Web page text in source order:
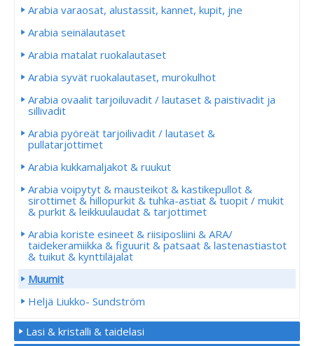
Arabia varaosat, alustassit, kannet, kupit, jne
Arabia seinälautaset
Arabia matalat ruokalautaset
Arabia syvät ruokalautaset, murokulhot
Arabia ovaalit tarjoiluvadit / lautaset & paistivadit ja
sillivadit
Arabia pyöreät tarjoilivadit / lautaset &
pullatarjottimet
Arabia kukkamaljakot & ruukut
Arabia voipytyt & mausteikot & kastikepullot &
sirottimet & hillopurkit & tuhka-astiat & tuopit / mukit
& purkit & leikkuulaudat & tarjottimet
Arabia koriste esineet & riisiposliini & ARA/
taidekeramiikka & figuurit & patsaat & lastenastiastot
& tuikut & kynttiläjalat
Muumit
Heljä Liukko- Sundström
Lasi & kristalli & taidelasi